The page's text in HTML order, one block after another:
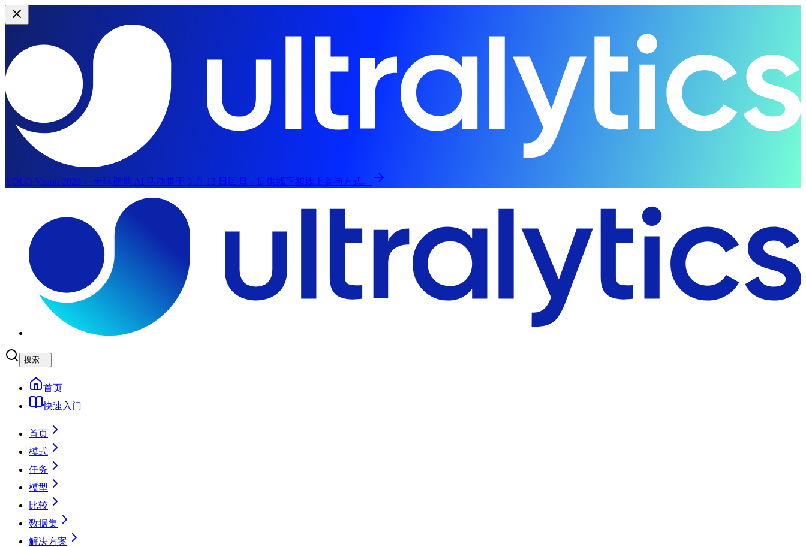
YOLO Vision 2026：
全球视觉 AI 活动将于 9 月 13 日回归，提供线下和线上参与方式。
搜索...
首页
快速入门
首页
模式
任务
模型
比较
数据集
解决方案